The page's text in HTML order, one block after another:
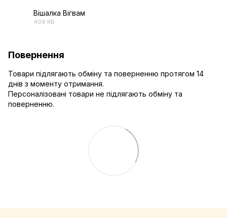
Вішалка Вігвам
409 КБ
Повернення
Товари підлягають обміну та поверненню протягом 14
днів з моменту отримання.
Персоналізовані товари не підлягають обміну та
поверненню.